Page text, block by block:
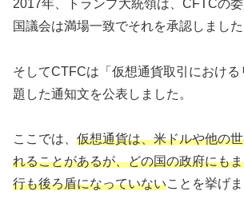
2017年、トランプ大統領は、CFTCの
国議会は満場一致でそれを承認しました
そしてCTFCは「仮想通貨取引における
題した通知文を公表しました。
ここでは、 仮想通貨は、米ドルや他の
れることがあるが、どの国の政府にも
行も後ろ盾になっていないことを挙げま